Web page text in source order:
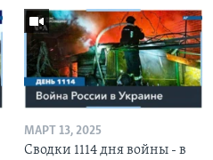
МАРТ 13, 2025
Сводки 1114 дня войны - в